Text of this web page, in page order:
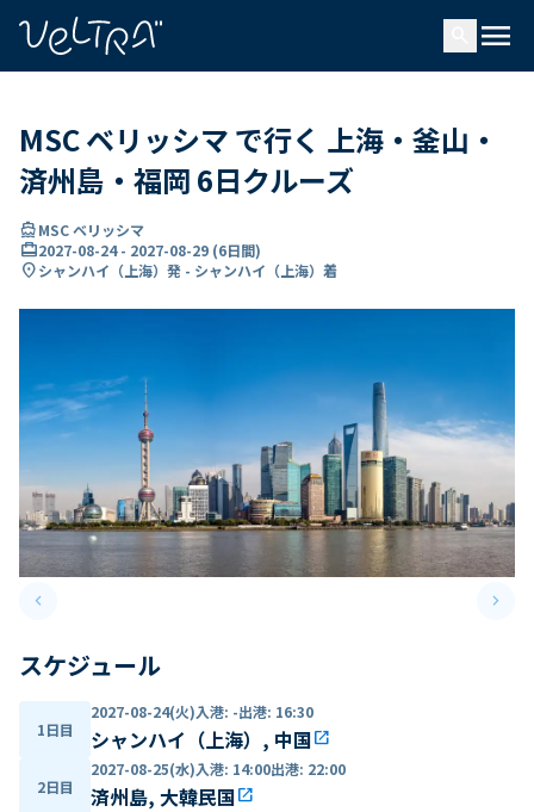
menu
MSC ベリッシマ で行く 上海・釜山・
済州島・福岡 6日クルーズ
directions_boatMSC ベリッシマ
card_travel2027-08-24- 2027-08-29 (6日間)
location_onシャンハイ（上海）発 - シャンハイ（上海）着
keyboard_arrow_leftPrevious slide keyboard_arrow_right
スケジュール
1日目
2027-08-24(火)入港: -出港: 16:30
シャンハイ（上海）, 中国open_in_new
2日目
2027-08-25(水)入港: 14:00出港: 22:00
済州島, 大韓民国open_in_new